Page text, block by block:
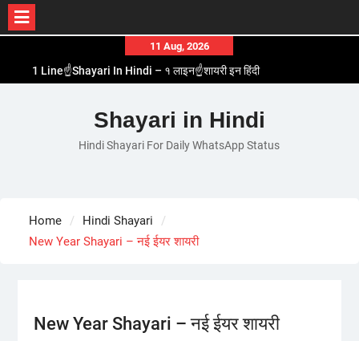
content
11 Aug, 2026
1 Line☝️Shayari In Hindi – १ लाइन☝️शायरी इन हिंदी
Love😓Lines In Hindi – लव😓लाइन्स इन हिंदी
Romantic Love😽Status – रोमांटिक लव😽स्टेटस
Love🥳Poetry In Hindi – लव🥳पोएट्री इन हिंदी
Shayari in Hindi
Hindi Shayari For Daily WhatsApp Status
Home
Hindi Shayari
New Year Shayari – नई ईयर शायरी
New Year Shayari – नई ईयर शायरी